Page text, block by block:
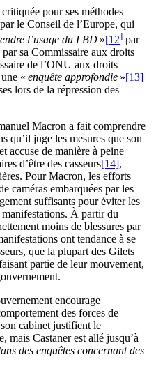
pour ses méthodes
le Conseil de l’Europe, qui
l’usage du LBD »[12] par
sa Commissaire aux droits
de l’ONU aux droits
« enquête approfondie »[13]
lors de la répression des
Macron a fait comprendre
qu’il juge les mesures que son
accuse de manière à peine
d’être des casseurs[14],
Pour Macron, les efforts
caméras embarquées par les
suffisants pour éviter les
manifestations. À partir du
moins de blessures par
ont tendance à se
que la plupart des Gilets
partie de leur mouvement,
encourage
des forces de
cabinet justifient le
mais Castaner est allé jusqu’à
des enquêtes concernant des